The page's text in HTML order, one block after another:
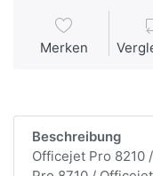
Merken
Beschreibung
Officejet Pro 8210